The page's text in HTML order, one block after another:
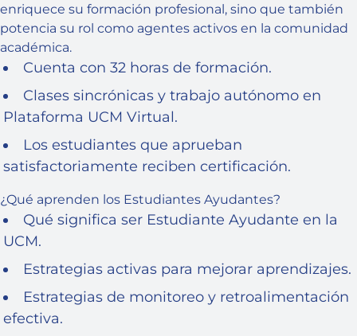
enriquece su formación profesional, sino que también
potencia su rol como agentes activos en la comunidad
académica.
Cuenta con 32 horas de formación.
Clases sincrónicas y trabajo autónomo en
Plataforma UCM Virtual.
Los estudiantes que aprueban
satisfactoriamente reciben certificación.
¿Qué aprenden los Estudiantes Ayudantes?
Qué significa ser Estudiante Ayudante en la
UCM.
Estrategias activas para mejorar aprendizajes.
Estrategias de monitoreo y retroalimentación
efectiva.